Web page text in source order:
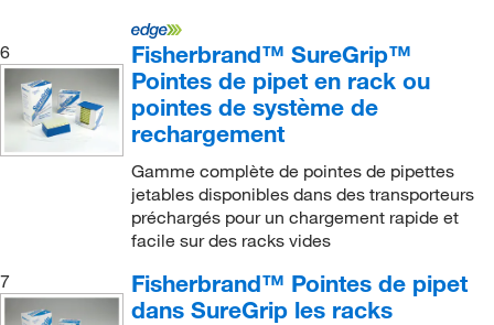
6
Fisherbrand™ SureGrip™
Pointes de pipet en rack ou
pointes de système de
rechargement
Gamme complète de pointes de pipettes
jetables disponibles dans des transporteurs
préchargés pour un chargement rapide et
facile sur des racks vides
7
Fisherbrand™ Pointes de pipet
dans SureGrip les racks